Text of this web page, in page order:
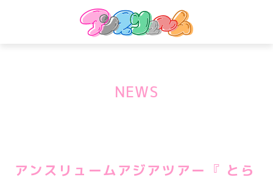
NEWS
アンスリュームアジアツアー 『 とら